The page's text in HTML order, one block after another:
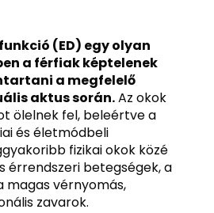
(ED) egy olyan
a férfiak képtelenek
a megfelelő
aktus során.Az okok
ölelnek fel, beleértve a
és életmódbeli
fizikai okok közé
érrendszeri betegségek, a
magas vérnyomás,
zavarok.